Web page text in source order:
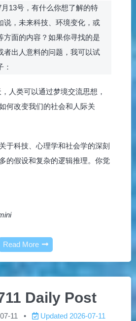
13号，有什么你想了解的特
说，未来科技、环境变化，或
方面的内容？如果你寻找的是
者出人意料的问题，我可以试
人类可以通过梦境交流思想，
何改变我们的社会和人际关
于科技、心理学和社会学的深刻
的假设和复杂的逻辑推理。你觉
Read More
Daily Post
11 Updated 2026-07-11